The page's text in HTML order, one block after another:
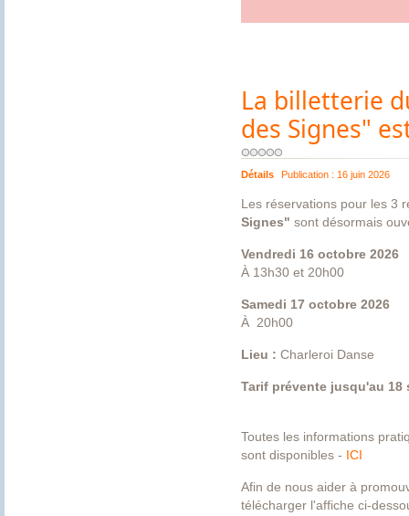
La billetterie
des Signes"
Détails Publication : 16 juin 2026
Les réservations pour les 3
Signes" sont désormais
Vendredi 16 octobre 2026
À 13h30 et 20h00
Samedi 17 octobre 2026
À 20h00
Lieu : Charleroi Danse
Tarif prévente jusqu'au
Toutes les informations
sont disponibles - ICI
Afin de nous aider à
télécharger l'affiche ci-